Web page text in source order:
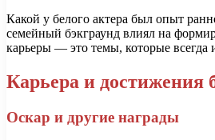
Какой у белого актера был опыт
семейный бэкграунд влиял на
карьеры — это темы, которые всегда
Карьера и достижения
Оскар и другие награды